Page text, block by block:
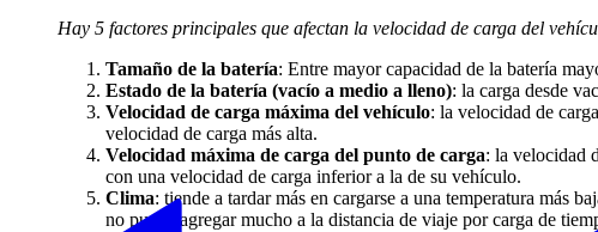
Hay 5 factores principales que afectan la velocidad de carga del
Tamaño de la batería: Entre mayor capacidad de la batería
Estado de la batería (vacío a medio a lleno): la carga desde
Velocidad de carga máxima del vehículo: la velocidad de
velocidad de carga más alta.
Velocidad máxima de carga del punto de carga: la velocidad
con una velocidad de carga inferior a la de su vehículo.
Clima: tiende a tardar más en cargarse a una temperatura más
no puede agregar mucho a la distancia de viaje por carga de